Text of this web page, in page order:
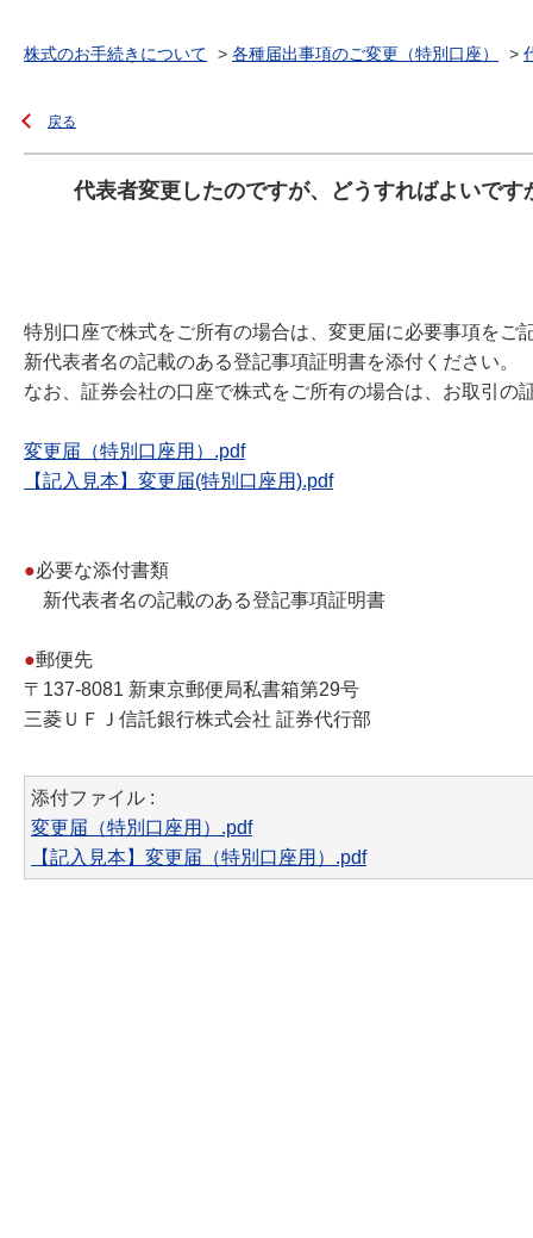
株式のお手続きについて > 各種届出事項のご変更（特別口座） >
戻る
代表者変更したのですが、どうすればよいです
特別口座で株式をご所有の場合は、変更届に必要事項をご
新代表者名の記載のある登記事項証明書を添付ください。
なお、証券会社の口座で株式をご所有の場合は、お取引の
変更届（特別口座用）.pdf
【記入見本】変更届(特別口座用).pdf
●必要な添付書類
新代表者名の記載のある登記事項証明書
●郵便先
〒137-8081 新東京郵便局私書箱第29号
三菱ＵＦＪ信託銀行株式会社 証券代行部
添付ファイル :
変更届（特別口座用）.pdf
【記入見本】変更届（特別口座用）.pdf